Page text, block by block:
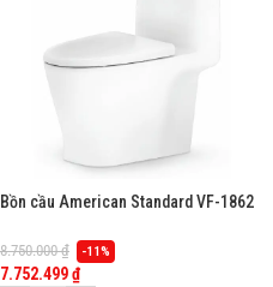
Bồn cầu American Standard VF-1862
8.750.000₫ -11%
7.752.499₫